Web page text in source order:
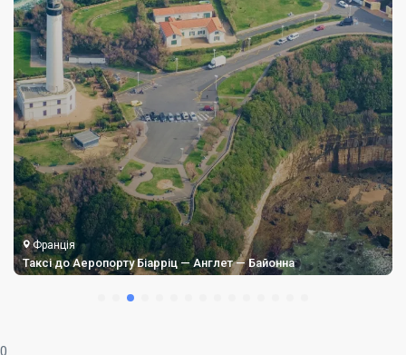
Франція
Таксі до Аеропорту Біарріц — Англет — Байонна
0